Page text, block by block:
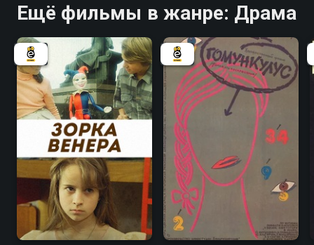
Ещё фильмы в жанре: Драма